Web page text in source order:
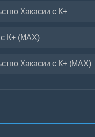
Хакасии с К+
К+ (MAX)
Хакасии с К+ (MAX)